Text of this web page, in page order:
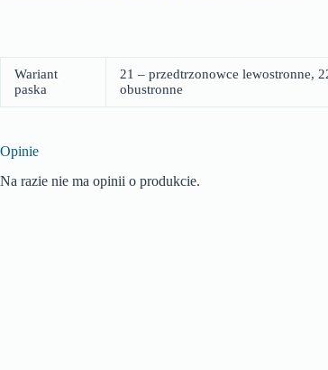
Wariant
paska
21 – przedtrzonowce lewostronne,
obustronne
Opinie
Na razie nie ma opinii o produkcie.